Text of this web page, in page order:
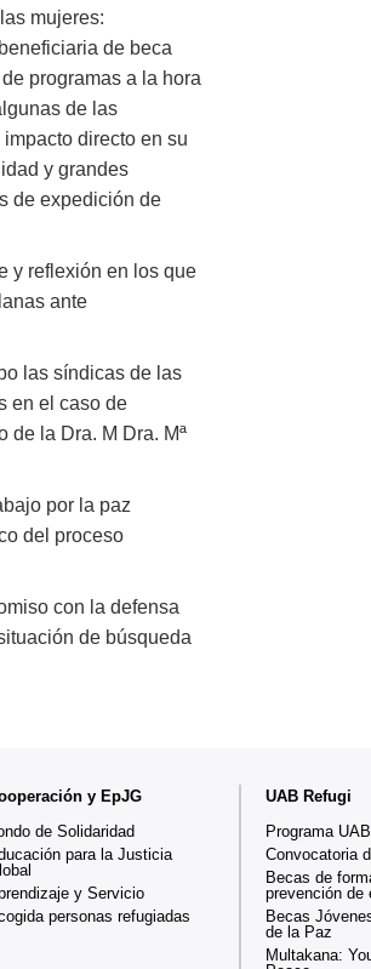
mujeres:
de beca
programas a la hora
de las
directo en su
y grandes
de expedición de
y reflexión en los que
ante
las síndicas de las
en el caso de
de la Dra. M Dra. Mª
por la paz
del proceso
con la defensa
de búsqueda
y EpJG
de Solidaridad
para la Justicia
y Servicio
personas refugiadas
UAB Refugi
Programa
Convocatoria
Becas de
prevención de
Becas
de la Paz
Multakana: